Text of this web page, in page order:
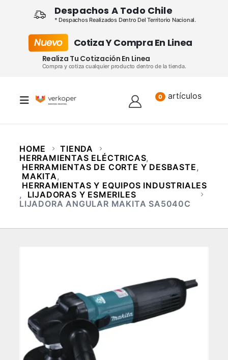
Despachos A Todo Chile
* Despachos Realizados Dentro Del Territorio Nacional.
Nuevo Cotiza Y Compra En Linea
Realiza Tu Cotización En Linea
Compra y cotiza cualquier producto dentro de la tienda.
0 artículos
HOME
TIENDA
HERRAMIENTAS ELÉCTRICAS,
HERRAMIENTAS DE CORTE Y DESBASTE,
MAKITA,
HERRAMIENTAS Y EQUIPOS INDUSTRIALES
,
LIJADORAS Y ESMERILES
LIJADORA ANGULAR MAKITA SA5040C